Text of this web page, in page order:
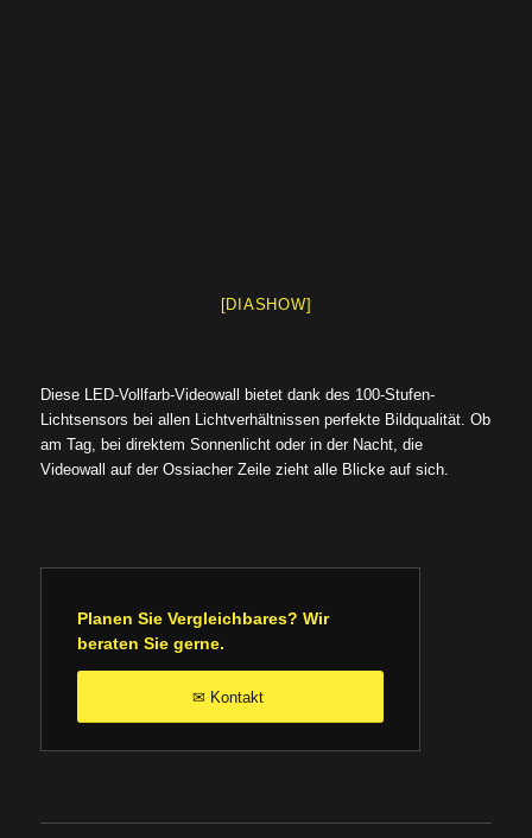
[DIASHOW]
Diese LED-Vollfarb-Videowall bietet dank des 100-Stufen-
Lichtsensors bei allen Lichtverhältnissen perfekte Bildqualität. Ob
am Tag, bei direktem Sonnenlicht oder in der Nacht, die
Videowall auf der Ossiacher Zeile zieht alle Blicke auf sich.
Planen Sie Vergleichbares? Wir
beraten Sie gerne.
✉ Kontakt